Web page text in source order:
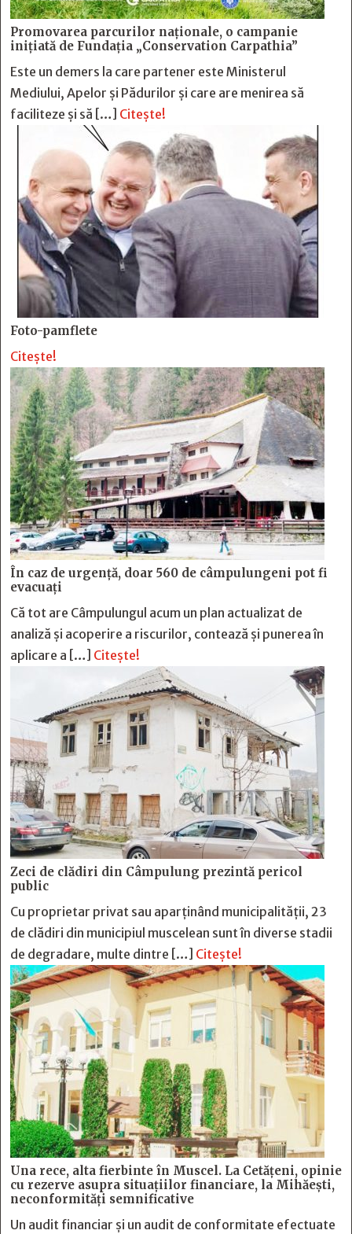
Promovarea parcurilor naționale, o campanie
inițiată de Fundația „Conservation Carpathia”
Este un demers la care partener este Ministerul
Mediului, Apelor și Pădurilor și care are menirea să
faciliteze și să […] Citește!
Foto-pamflete
Citește!
În caz de urgență, doar 560 de câmpulungeni pot fi
evacuați
Că tot are Câmpulungul acum un plan actualizat de
analiză și acoperire a riscurilor, contează și punerea în
aplicare a […] Citește!
Zeci de clădiri din Câmpulung prezintă pericol
public
Cu proprietar privat sau aparținând municipalității, 23
de clădiri din municipiul muscelean sunt în diverse stadii
de degradare, multe dintre […] Citește!
Una rece, alta fierbinte în Muscel. La Cetăţeni, opinie
cu rezerve asupra situaţiilor financiare, la Mihăeşti,
neconformităţi semnificative
Un audit financiar și un audit de conformitate efectuate